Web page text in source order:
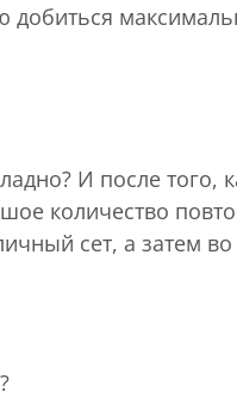
И после того,
количество
сет, а затем